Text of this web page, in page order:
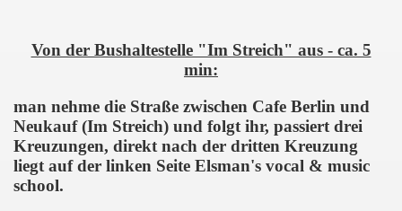
Von der Bushaltestelle "Im Streich" aus - ca. 5
min:
man nehme die Straße zwischen Cafe Berlin und
Neukauf (Im Streich) und folgt ihr, passiert drei
Kreuzungen, direkt nach der dritten Kreuzung
liegt auf der linken Seite Elsman's vocal & music
school.